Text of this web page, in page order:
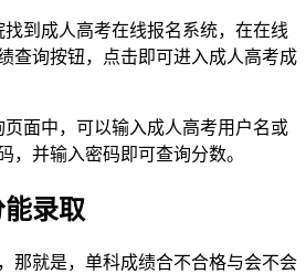
到成人高考在线报名系统，在在线
查询按钮，点击即可进入成人高考成
面中，可以输入成人高考用户名或
，并输入密码即可查询分数。
录取
那就是，单科成绩合不合格与会不会